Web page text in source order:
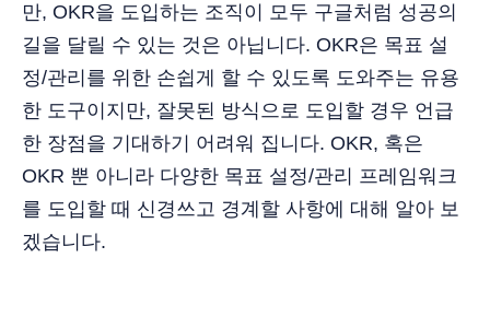
만, OKR을 도입하는 조직이 모두 구글처럼 성공의
길을 달릴 수 있는 것은 아닙니다. OKR은 목표 설
정/관리를 위한 손쉽게 할 수 있도록 도와주는 유용
한 도구이지만, 잘못된 방식으로 도입할 경우 언급
한 장점을 기대하기 어려워 집니다. OKR, 혹은
OKR 뿐 아니라 다양한 목표 설정/관리 프레임워크
를 도입할 때 신경쓰고 경계할 사항에 대해 알아 보
겠습니다.